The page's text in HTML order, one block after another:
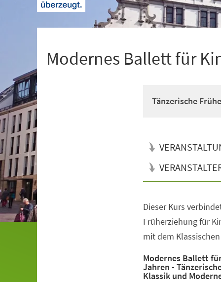
Modernes Ballett für
Tänzerische
Dieser Kurs
Früherziehung für
mit dem
Modernes Ballett
Jahren -
Klassik und